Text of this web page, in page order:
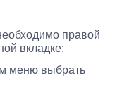
правой
вкладке;
меню выбрать